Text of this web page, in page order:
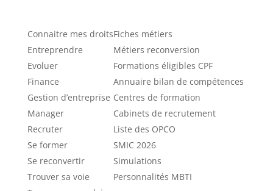
Connaitre mes droits
Entreprendre
Evoluer
Finance
Gestion d’entreprise
Manager
Recruter
Se former
Se reconvertir
Trouver sa voie
Fiches métiers
Métiers reconversion
Formations éligibles CPF
Annuaire bilan de compétences
Centres de formation
Cabinets de recrutement
Liste des OPCO
SMIC 2026
Simulations
Personnalités MBTI